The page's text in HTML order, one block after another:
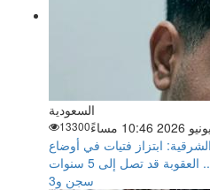
السعودية
13300
ابتزاز فتيات في أوضاع
مخلة وغضب واسع على فيسبوك.. العقوبة قد تصل إلى 5 سنوات
سجن و3